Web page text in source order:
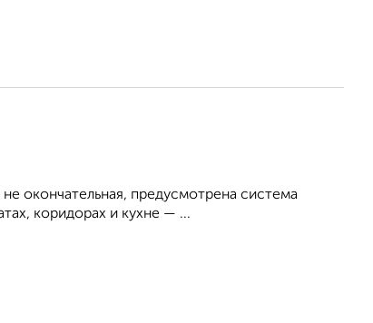
окончательная, предусмотрена система
коридорах и кухне — ...